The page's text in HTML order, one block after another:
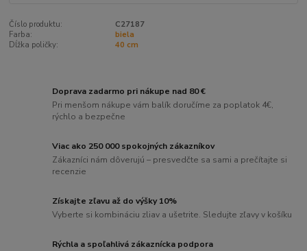
Číslo produktu:
C27187
Farba:
biela
Dĺžka poličky:
40 cm
Doprava zadarmo pri nákupe nad 80 €
Pri menšom nákupe vám balík doručíme za poplatok 4€,
rýchlo a bezpečne
Viac ako 250 000 spokojných zákazníkov
Zákazníci nám dôverujú – presvedčte sa sami a prečítajte si
recenzie
Získajte zľavu až do výšky 10%
Vyberte si kombináciu zliav a ušetrite. Sledujte zľavy v košíku
Rýchla a spoľahlivá zákaznícka podpora